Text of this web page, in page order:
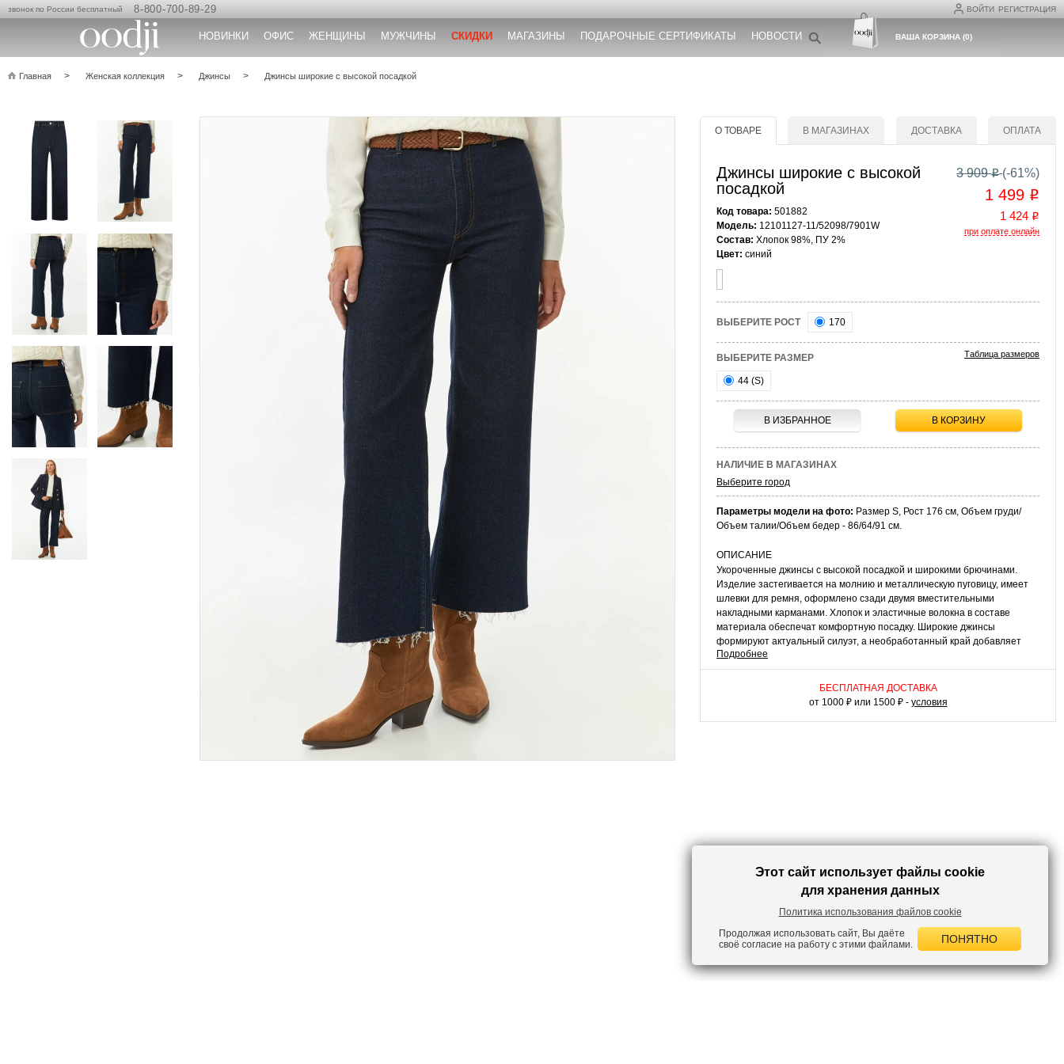
ВОЙТИ РЕГИСТРАЦИЯ
звонок по России бесплатный 8-800-700-89-29
НОВИНКИ ОФИС ЖЕНЩИНЫ МУЖЧИНЫ СКИДКИ МАГАЗИНЫ ПОДАРОЧНЫЕ СЕРТИФИКАТЫ НОВОСТИ ВАША КОРЗИНА(0)
Главная Женская коллекция Джинсы Джинсы широкие с высокой посадкой
О ТОВАРЕ В МАГАЗИНАХ ДОСТАВКА ОПЛАТА
Джинсы широкие с высокой
посадкой
Код товара: 501882
Модель: 12101127-11/52098/7901W
Состав: Хлопок 98%, ПУ 2%
Цвет: синий
3 909o (-61%)
1 499 o
1 424 o
при оплате онлайн
ВЫБЕРИТЕ РОСТ 170
ВЫБЕРИТЕ РАЗМЕР Таблица размеров
44 (S)
В ИЗБРАННОЕ В КОРЗИНУ
НАЛИЧИЕ В МАГАЗИНАХ
Выберите город
Параметры модели на фото: Размер S, Рост 176 см, Объем груди/
Объем талии/Объем бедер - 86/64/91 см.
ОПИСАНИЕ
Укороченные джинсы с высокой посадкой и широкими брючинами.
Изделие застегивается на молнию и металлическую пуговицу, имеет
шлевки для ремня, оформлено сзади двумя вместительными
накладными карманами. Хлопок и эластичные волокна в составе
материала обеспечат комфортную посадку. Широкие джинсы
формируют актуальный силуэт, а необработанный край добавляет
изюминку и эффектный вид вашим образам.
Широкие укороченные джинсы подходят для создания повседневного
Подробнее
БЕСПЛАТНАЯ ДОСТАВКА
от 1000 ₽ или 1500 ₽ - условия
Этот сайт использует файлы cookie
для хранения данных
Политика использования файлов cookie
Продолжая использовать сайт, Вы даёте
своё согласие на работу с этими файлами.
ПОНЯТНО